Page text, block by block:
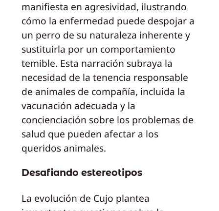
manifiesta en agresividad, ilustrando
cómo la enfermedad puede despojar a
un perro de su naturaleza inherente y
sustituirla por un comportamiento
temible. Esta narración subraya la
necesidad de la tenencia responsable
de animales de compañía, incluida la
vacunación adecuada y la
concienciación sobre los problemas de
salud que pueden afectar a los
queridos animales.
Desafiando estereotipos
La evolución de Cujo plantea